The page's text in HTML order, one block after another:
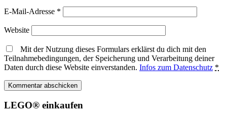
E-Mail-Adresse *
Website
Mit der Nutzung dieses Formulars erklärst du dich mit den
Teilnahmebedingungen, der Speicherung und Verarbeitung deiner
Daten durch diese Website einverstanden. Infos zum Datenschutz *
LEGO® einkaufen